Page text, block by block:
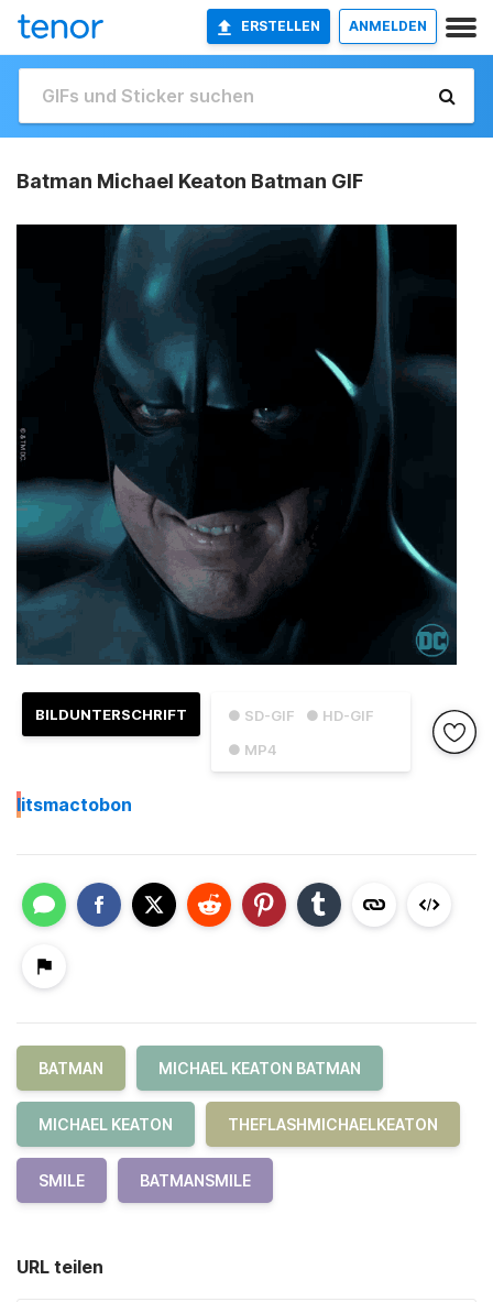
ERSTELLEN ANMELDEN
Batman Michael Keaton Batman GIF
● SD-GIF
● HD-GIF
● MP4
BILDUNTERSCHRIFT
Iitsmactobon
BATMAN MICHAEL KEATON BATMAN
MICHAEL KEATON THEFLASHMICHAELKEATON
SMILE BATMANSMILE
URL teilen